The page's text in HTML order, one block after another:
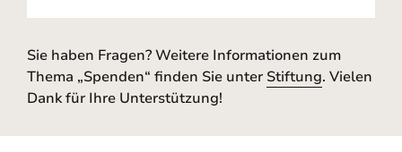
Sie haben Fragen? Weitere Informationen zum
Thema „Spenden“ finden Sie unter Stiftung. Vielen
Dank für Ihre Unterstützung!